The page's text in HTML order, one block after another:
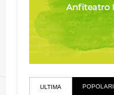
ULTIMA POPOLARI